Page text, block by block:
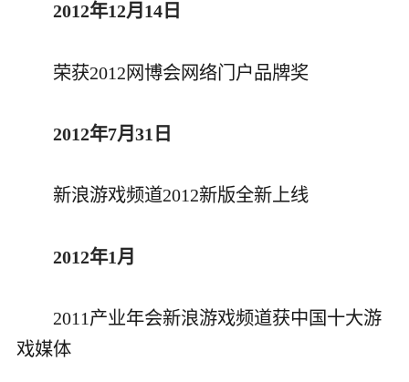
2012年12月14日
荣获2012网博会网络门户品牌奖
2012年7月31日
新浪游戏频道2012新版全新上线
2012年1月
2011产业年会新浪游戏频道获中国十大游
戏媒体